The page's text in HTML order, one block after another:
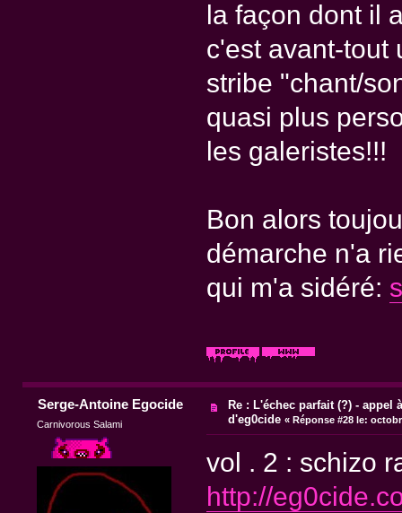
la façon dont il
c'est avant-tout
stribe "chant/
quasi plus
les galeristes!!!
Bon alors
démarche n'a
qui m'a sidéré:
Serge-Antoine Egocide
Carnivorous Salami
Re : L'échec parfait (?) - appel
d'eg0cide «Réponse #28 le:
vol . 2 : schizo
http://